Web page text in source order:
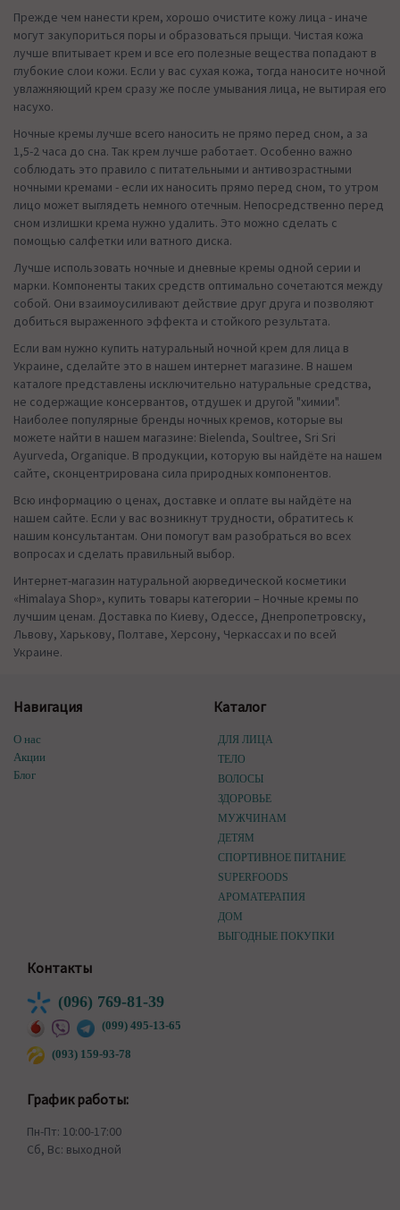
Прежде чем нанести крем, хорошо очистите кожу лица - иначе
могут закупориться поры и образоваться прыщи. Чистая кожа
лучше впитывает крем и все его полезные вещества попадают в
глубокие слои кожи. Если у вас сухая кожа, тогда наносите ночной
увлажняющий крем сразу же после умывания лица, не вытирая его
насухо.
Ночные кремы лучше всего наносить не прямо перед сном, а за
1,5-2 часа до сна. Так крем лучше работает. Особенно важно
соблюдать это правило с питательными и антивозрастными
ночными кремами - если их наносить прямо перед сном, то утром
лицо может выглядеть немного отечным. Непосредственно перед
сном излишки крема нужно удалить. Это можно сделать с
помощью салфетки или ватного диска.
Лучше использовать ночные и дневные кремы одной серии и
марки. Компоненты таких средств оптимально сочетаются между
собой. Они взаимоусиливают действие друг друга и позволяют
добиться выраженного эффекта и стойкого результата.
Если вам нужно купить натуральный ночной крем для лица в
Украине, сделайте это в нашем интернет магазине. В нашем
каталоге представлены исключительно натуральные средства,
не содержащие консервантов, отдушек и другой "химии".
Наиболее популярные бренды ночных кремов, которые вы
можете найти в нашем магазине: Bielenda, Soultree, Sri Sri
Ayurveda, Organique. В продукции, которую вы найдёте на нашем
сайте, сконцентрирована сила природных компонентов.
Всю информацию о ценах, доставке и оплате вы найдёте на
нашем сайте. Если у вас возникнут трудности, обратитесь к
нашим консультантам. Они помогут вам разобраться во всех
вопросах и сделать правильный выбор.
Интернет-магазин натуральной аюрведической косметики
«Himalaya Shop», купить товары категории – Ночные кремы по
лучшим ценам. Доставка по Киеву, Одессе, Днепропетровску,
Львову, Харькову, Полтаве, Херсону, Черкассах и по всей
Украине.
Навигация
О нас
Акции
Блог
Каталог
ДЛЯ ЛИЦА
ТЕЛО
ВОЛОСЫ
ЗДОРОВЬЕ
МУЖЧИНАМ
ДЕТЯМ
СПОРТИВНОЕ ПИТАНИЕ
SUPERFOODS
АРОМАТЕРАПИЯ
ДОМ
ВЫГОДНЫЕ ПОКУПКИ
Контакты
(096) 769-81-39
(099) 495-13-65
(093) 159-93-78
График работы:
Пн-Пт: 10:00-17:00
Сб, Вс: выходной